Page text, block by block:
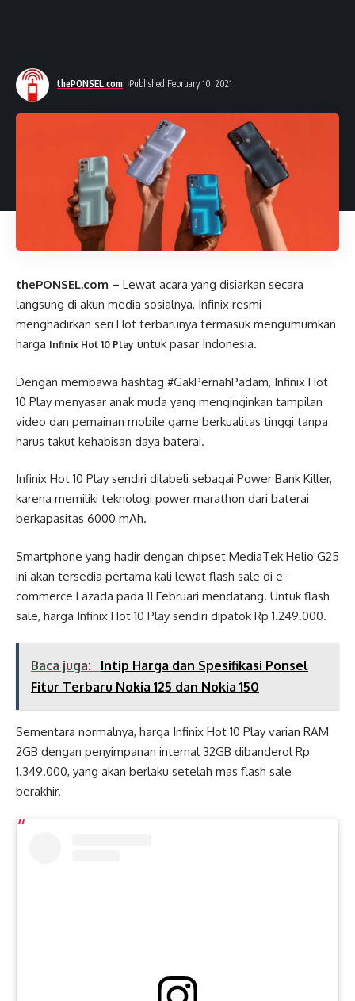
thePONSEL.com Published February 10, 2021
thePONSEL.com – Lewat acara yang disiarkan secara
langsung di akun media sosialnya, Infinix resmi
menghadirkan seri Hot terbarunya termasuk mengumumkan
harga Infinix Hot 10 Play untuk pasar Indonesia.
Dengan membawa hashtag #GakPernahPadam, Infinix Hot
10 Play menyasar anak muda yang menginginkan tampilan
video dan pemainan mobile game berkualitas tinggi tanpa
harus takut kehabisan daya baterai.
Infinix Hot 10 Play sendiri dilabeli sebagai Power Bank Killer,
karena memiliki teknologi power marathon dari baterai
berkapasitas 6000 mAh.
Smartphone yang hadir dengan chipset MediaTek Helio G25
ini akan tersedia pertama kali lewat flash sale di e-
commerce Lazada pada 11 Februari mendatang. Untuk flash
sale, harga Infinix Hot 10 Play sendiri dipatok Rp 1.249.000.
Baca juga:
Intip Harga dan Spesifikasi Ponsel
Fitur Terbaru Nokia 125 dan Nokia 150
Sementara normalnya, harga Infinix Hot 10 Play varian RAM
2GB dengan penyimpanan internal 32GB dibanderol Rp
1.349.000, yang akan berlaku setelah mas flash sale
berakhir.